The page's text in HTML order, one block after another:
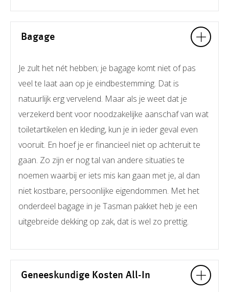
Bagage
Je zult het nét hebben; je bagage komt niet of pas
veel te laat aan op je eindbestemming. Dat is
natuurlijk erg vervelend. Maar als je weet dat je
verzekerd bent voor noodzakelijke aanschaf van wat
toiletartikelen en kleding, kun je in ieder geval even
vooruit. En hoef je er financieel niet op achteruit te
gaan. Zo zijn er nog tal van andere situaties te
noemen waarbij er iets mis kan gaan met je, al dan
niet kostbare, persoonlijke eigendommen. Met het
onderdeel bagage in je Tasman pakket heb je een
uitgebreide dekking op zak, dat is wel zo prettig.
Geneeskundige Kosten All-In